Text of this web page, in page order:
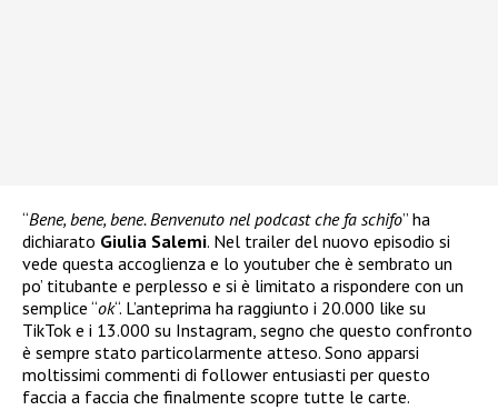
“Bene, bene, bene. Benvenuto nel podcast che fa schifo” ha
dichiarato Giulia Salemi. Nel trailer del nuovo episodio si
vede questa accoglienza e lo youtuber che è sembrato un
po’ titubante e perplesso e si è limitato a rispondere con un
semplice “ok“. L’anteprima ha raggiunto i 20.000 like su
TikTok e i 13.000 su Instagram, segno che questo confronto
è sempre stato particolarmente atteso. Sono apparsi
moltissimi commenti di follower entusiasti per questo
faccia a faccia che finalmente scopre tutte le carte.